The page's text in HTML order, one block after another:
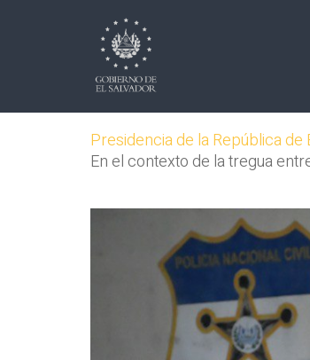
Presidencia de la República de
En el contexto de la tregua